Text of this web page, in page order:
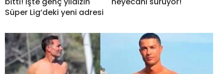
Süper Lig’deki yeni adresi